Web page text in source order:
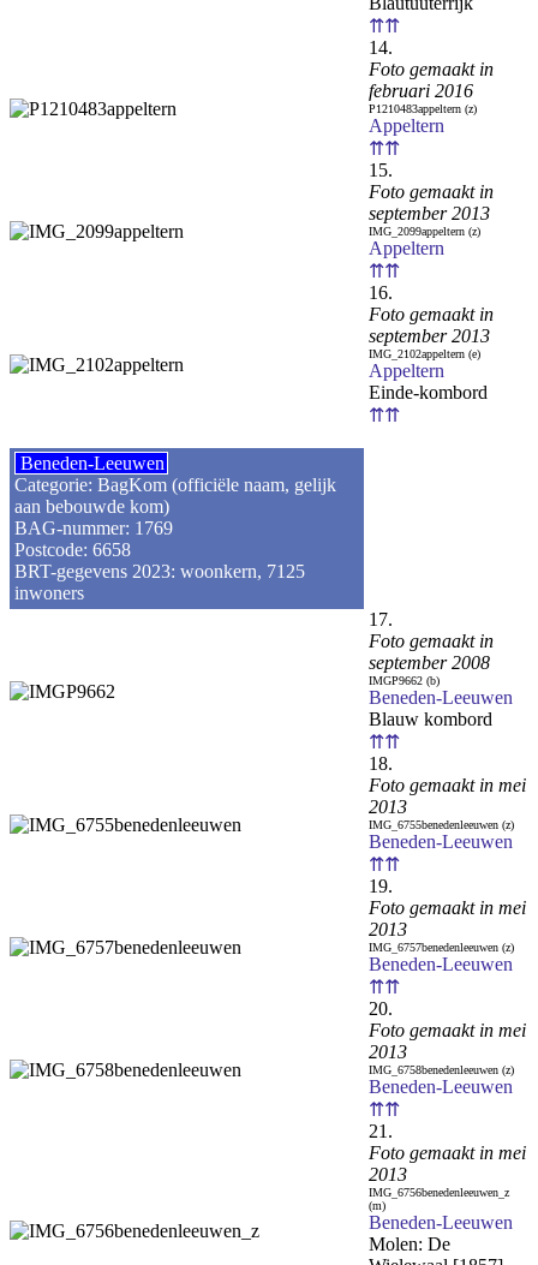
⇈⇈
14.
Foto gemaakt in
februari 2016
P1210483appeltern (z)
Appeltern
⇈⇈
15.
Foto gemaakt in
september 2013
IMG_2099appeltern (z)
Appeltern
⇈⇈
16.
Foto gemaakt in
september 2013
IMG_2102appeltern (e)
Appeltern
Einde-kombord
⇈⇈
Beneden-Leeuwen
Categorie: BagKom (officiële naam, gelijk
aan bebouwde kom)
BAG-nummer: 1769
Postcode: 6658
BRT-gegevens 2023: woonkern, 7125
inwoners
17.
Foto gemaakt in
september 2008
IMGP9662 (b)
Beneden-Leeuwen
Blauw kombord
⇈⇈
18.
Foto gemaakt in mei
2013
IMG_6755benedenleeuwen (z)
Beneden-Leeuwen
⇈⇈
19.
Foto gemaakt in mei
2013
IMG_6757benedenleeuwen (z)
Beneden-Leeuwen
⇈⇈
20.
Foto gemaakt in mei
2013
IMG_6758benedenleeuwen (z)
Beneden-Leeuwen
⇈⇈
21.
Foto gemaakt in mei
2013
IMG_6756benedenleeuwen_z
(m)
Beneden-Leeuwen
Molen: De